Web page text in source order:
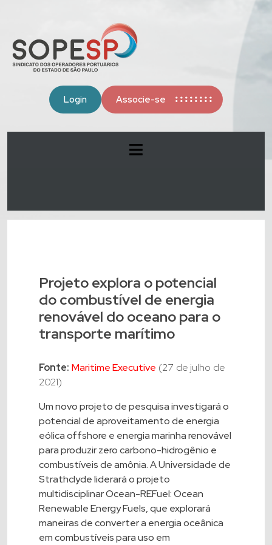
Login Associe-se
Projeto explora o potencial
do combustível de energia
renovável do oceano para o
transporte marítimo
Fonte: Maritime Executive (27 de julho de
2021)
Um novo projeto de pesquisa investigará o
potencial de aproveitamento de energia
eólica offshore e energia marinha renovável
para produzir zero carbono-hidrogênio e
combustíveis de amônia. A Universidade de
Strathclyde liderará o projeto
multidisciplinar Ocean-REFuel: Ocean
Renewable Energy Fuels, que explorará
maneiras de converter a energia oceânica
em combustíveis para uso em